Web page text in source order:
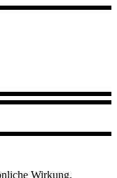
Wirkung.